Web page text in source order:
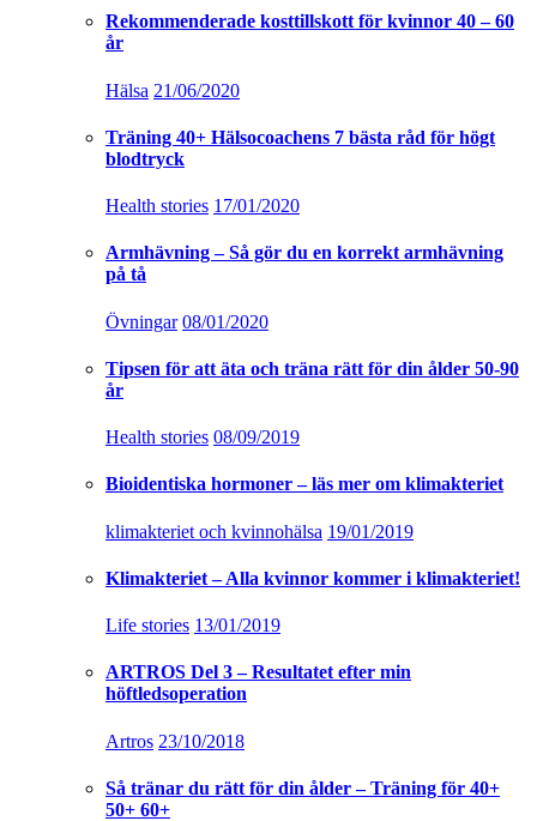
Rekommenderade kosttillskott för kvinnor 40 – 60
år
Hälsa 21/06/2020
Träning 40+ Hälsocoachens 7 bästa råd för högt
blodtryck
Health stories 17/01/2020
Armhävning – Så gör du en korrekt armhävning
på tå
Övningar 08/01/2020
Tipsen för att äta och träna rätt för din ålder 50-90
år
Health stories 08/09/2019
Bioidentiska hormoner – läs mer om klimakteriet
klimakteriet och kvinnohälsa 19/01/2019
Klimakteriet – Alla kvinnor kommer i klimakteriet!
Life stories 13/01/2019
ARTROS Del 3 – Resultatet efter min
höftledsoperation
Artros 23/10/2018
Så tränar du rätt för din ålder – Träning för 40+
50+ 60+